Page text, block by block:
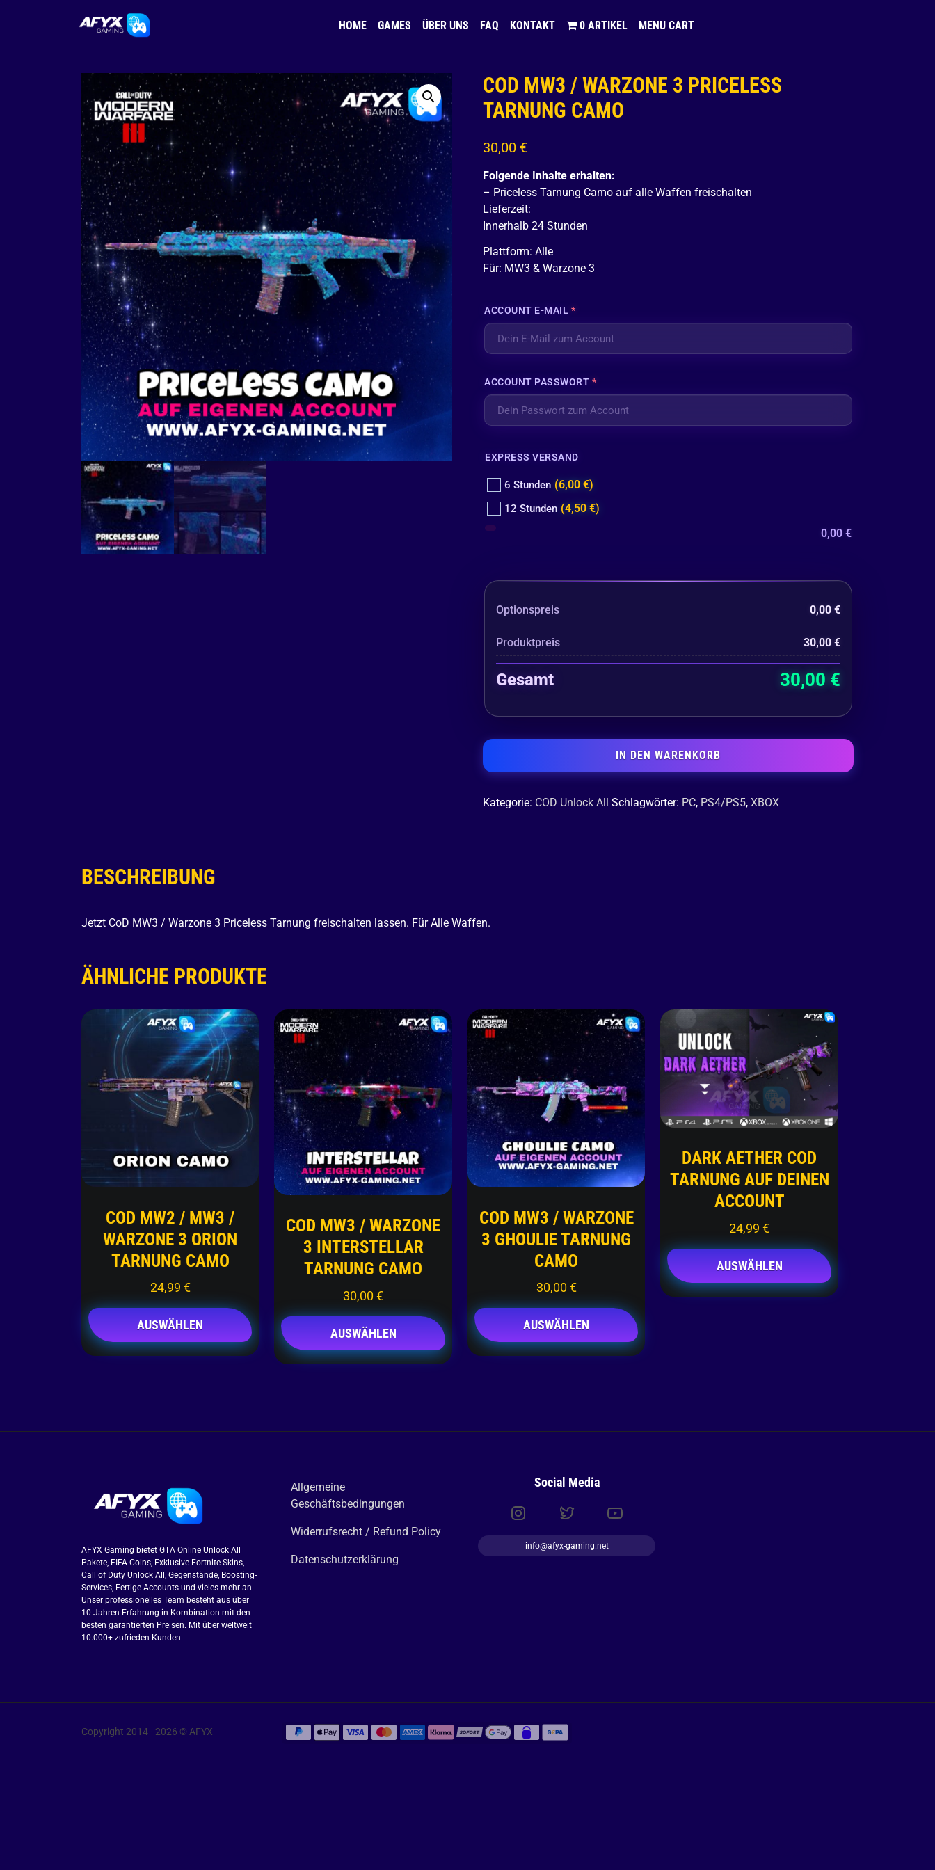
HOME GAMES ÜBER UNS FAQ KONTAKT 0 ARTIKEL MENU CART
COD MW3 / WARZONE 3 PRICELESS
TARNUNG CAMO
30,00 €
Folgende Inhalte erhalten:
– Priceless Tarnung Camo auf alle Waffen freischalten
Lieferzeit:
Innerhalb 24 Stunden
Plattform: Alle
Für: MW3 & Warzone 3
ACCOUNT E-MAIL *
ACCOUNT PASSWORT *
EXPRESS VERSAND
6 Stunden (6,00 €)
12 Stunden (4,50 €)
0,00 €
Optionspreis 0,00 €
Produktpreis 30,00 €
Gesamt 30,00 €
IN DEN WARENKORB
Kategorie: COD Unlock All Schlagwörter: PC, PS4/PS5,XBOX
BESCHREIBUNG
Jetzt CoD MW3 / Warzone 3 Priceless Tarnung freischalten lassen. Für Alle Waffen.
ÄHNLICHE PRODUKTE
COD MW2 / MW3 /
WARZONE 3 ORION
TARNUNG CAMO
24,99 €
AUSWÄHLEN
COD MW3 / WARZONE
3 INTERSTELLAR
TARNUNG CAMO
30,00€
AUSWÄHLEN
COD MW3 / WARZONE
3 GHOULIE TARNUNG
CAMO
30,00 €
AUSWÄHLEN
DARK AETHER COD
TARNUNG AUF DEINEN
ACCOUNT
24,99€
AUSWÄHLEN
AFYX Gaming bietet GTA Online Unlock All
Pakete, FIFA Coins, Exklusive Fortnite Skins,
Call of Duty Unlock All, Gegenstände, Boosting-
Services, Fertige Accounts und vieles mehr an.
Unser professionelles Team besteht aus über
10 Jahren Erfahrung in Kombination mit den
besten garantierten Preisen. Mit über weltweit
10.000+ zufrieden Kunden.
Allgemeine
Geschäftsbedingungen
Widerrufsrecht / Refund Policy
Datenschutzerklärung
Social Media
info@afyx-gaming.net
Copyright 2014 - 2026 © AFYX